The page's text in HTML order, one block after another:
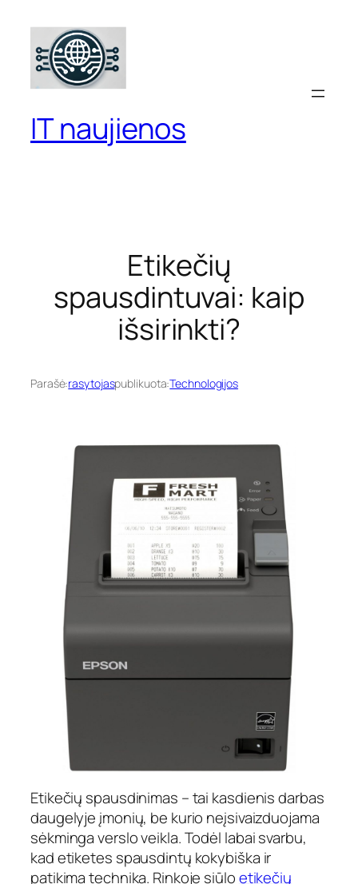
turinio
IT naujienos
Etikečių
spausdintuvai: kaip
išsirinkti?
Parašė:rasytojaspublikuota:Technologijos
Etikečių spausdinimas – tai kasdienis darbas
daugelyje įmonių, be kurio neįsivaizduojama
sėkminga verslo veikla. Todėl labai svarbu,
kad etiketes spausdintų kokybiška ir
patikima technika. Rinkoje siūloetikečių